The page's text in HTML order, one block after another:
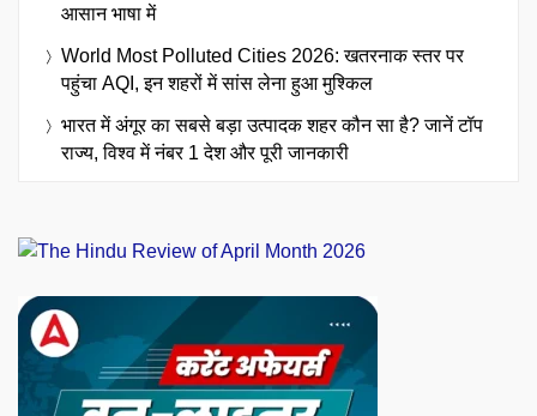
आसान भाषा में
World Most Polluted Cities 2026: खतरनाक स्तर पर
पहुंचा AQI, इन शहरों में सांस लेना हुआ मुश्किल
भारत में अंगूर का सबसे बड़ा उत्पादक शहर कौन सा है? जानें टॉप
राज्य, विश्व में नंबर 1 देश और पूरी जानकारी